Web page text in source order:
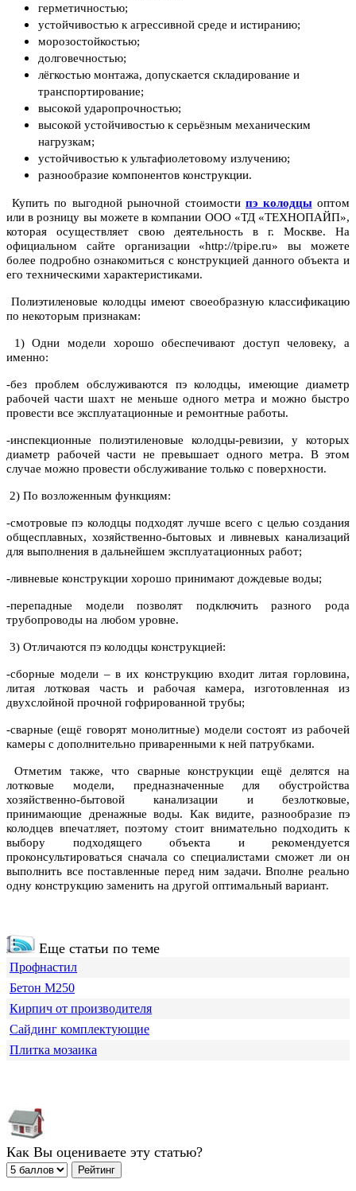
герметичностью;
устойчивостью к агрессивной среде и истиранию;
морозостойкостью;
долговечностью;
лёгкостью монтажа, допускается складирование и
транспортирование;
высокой ударопрочностью;
высокой устойчивостью к серьёзным механическим
нагрузкам;
устойчивостью к ультафиолетовому излучению;
разнообразие компонентов конструкции.
Купить по выгодной рыночной стоимости пэ колодцыоптом
или в розницу вы можете в компании ООО «ТД «ТЕХНОПАЙП»,
которая осуществляет свою деятельность в г. Москве. На
официальном сайте организации «http://tpipe.ru» вы можете
более подробно ознакомиться с конструкцией данного объекта и
его техническими характеристиками.
Полиэтиленовые колодцы имеют своеобразную классификацию
по некоторым признакам:
1) Одни модели хорошо обеспечивают доступ человеку, а
именно:
-без проблем обслуживаются пэ колодцы, имеющие диаметр
рабочей части шахт не меньше одного метра и можно быстро
провести все эксплуатационные и ремонтные работы.
-инспекционные полиэтиленовые колодцы-ревизии, у которых
диаметр рабочей части не превышает одного метра. В этом
случае можно провести обслуживание только с поверхности.
2) По возложенным функциям:
-смотровые пэ колодцы подходят лучше всего с целью создания
общесплавных, хозяйственно-бытовых и ливневых канализаций
для выполнения в дальнейшем эксплуатационных работ;
-ливневые конструкции хорошо принимают дождевые воды;
-перепадные модели позволят подключить разного рода
трубопроводы на любом уровне.
3) Отличаются пэ колодцы конструкцией:
-сборные модели – в их конструкцию входит литая горловина,
литая лотковая часть и рабочая камера, изготовленная из
двухслойной прочной гофрированной трубы;
-сварные (ещё говорят монолитные) модели состоят из рабочей
камеры с дополнительно приваренными к ней патрубками.
Отметим также, что сварные конструкции ещё делятся на
лотковые модели, предназначенные для обустройства
хозяйственно-бытовой канализации и безлотковые,
принимающие дренажные воды. Как видите, разнообразие пэ
колодцев впечатляет, поэтому стоит внимательно подходить к
выбору подходящего объекта и рекомендуется
проконсультироваться сначала со специалистами сможет ли он
выполнить все поставленные перед ним задачи. Вполне реально
одну конструкцию заменить на другой оптимальный вариант.
Еще статьи по теме
Профнастил
Бетон М250
Кирпич от производителя
Сайдинг комплектующие
Плитка мозаика
Как Вы оцениваете эту статью?